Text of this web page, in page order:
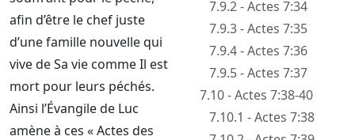
afin d’être le chef juste
d’une famille nouvelle qui
vive de Sa vie comme Il est
mort pour leurs péchés.
Ainsi l’Évangile de Luc
amène à ces « Actes des
7.9.2 - Actes 7:34
7.9.3 - Actes 7:35
7.9.4 - Actes 7:36
7.9.5 - Actes 7:37
7.10 - Actes 7:38-40
7.10.1 - Actes 7:38